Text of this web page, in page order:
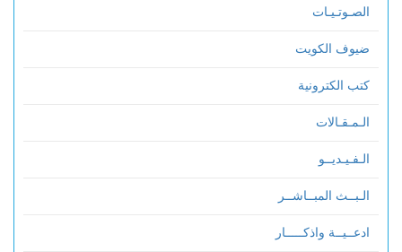
الصـوتـيـات
ضيوف الكويت
كتب الكترونية
الـمـقـالات
الـفـيـديــو
الـبــث المبــاشــر
ادعــيــة واذكـــــار